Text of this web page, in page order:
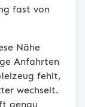
fast von
Nähe
Anfahrten
fehlt,
wechselt.
genau